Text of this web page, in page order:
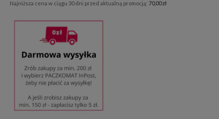
Najniższa cena w ciągu 30 dni przed aktualną promocją: 70,00 zł